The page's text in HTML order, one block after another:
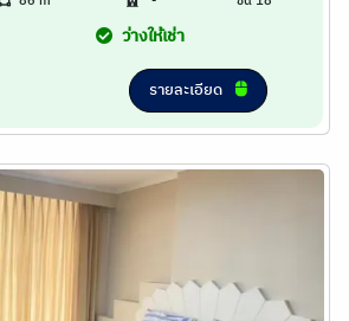
ว่างให้เช่า
รายละเอียด